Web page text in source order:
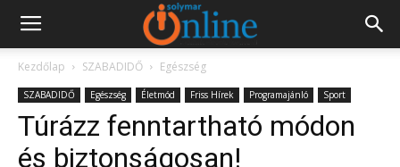
Kezdőlap SZABADIDŐ Egészség
SZABADIDŐ Egészség Életmód Friss Hírek Programajánló Sport
Túrázz fenntartható módon
és biztonságosan!